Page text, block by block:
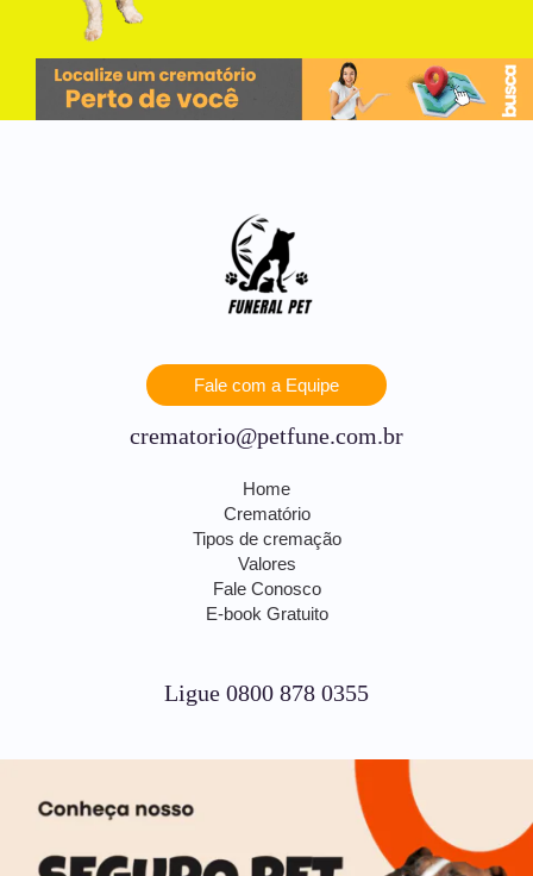
Fale com a Equipe
crematorio@petfune.com.br
Home
Crematório
Tipos de cremação
Valores
Fale Conosco
E-book Gratuito
Ligue 0800 878 0355